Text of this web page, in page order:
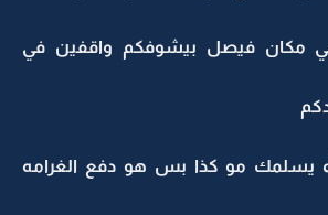
فيصل بيشوفكم واقفين في
مو كذا بس هو دفع الغرامه